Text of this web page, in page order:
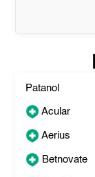
Patanol
Acular
Aerius
Betnovate